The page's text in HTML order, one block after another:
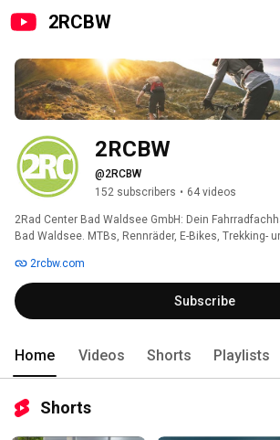
2RCBW
2RCBW
@2RCBW
152 subscribers • 64 videos
2Rad Center Bad Waldsee GmbH: Dein
Bad Waldsee. MTBs, Rennräder, E-Bikes, Trekking-
vieles mehr.
2rcbw.com
Subscribe
Home Videos Shorts Playlists
Shorts